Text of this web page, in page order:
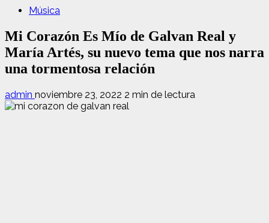
Música
Mi Corazón Es Mío de Galvan Real y
María Artés, su nuevo tema que nos narra
una tormentosa relación
admin noviembre 23, 2022 2 min de lectura